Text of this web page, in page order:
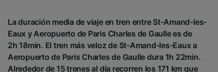
La duración media de viaje en tren entre St-Amand-les-
Eaux y Aeropuerto de Paris Charles de Gaulle es de
2h 18min. El tren más veloz de St-Amand-les-Eaux a
Aeropuerto de Paris Charles de Gaulle dura 1h 22min.
Alrededor de 15 trenes al día recorren los 171 km que